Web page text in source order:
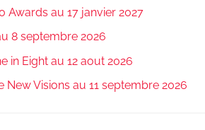
Awards au 17 janvier 2027
8 septembre 2026
in Eight au 12 aout 2026
New Visions au 11 septembre 2026